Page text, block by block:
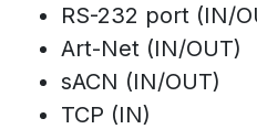
RS-232 port (IN/
Art-Net (IN/OUT)
sACN (IN/OUT)
TCP (IN)